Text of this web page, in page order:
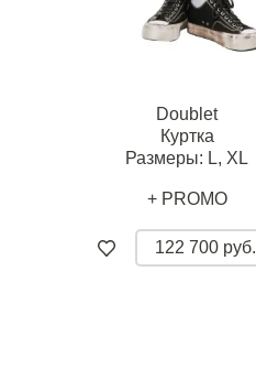
Doublet
Куртка
Размеры: L, XL
+ PROMO
122 700 руб.